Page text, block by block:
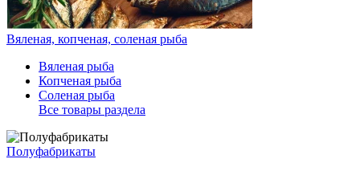
Вяленая, копченая, соленая рыба
Вяленая рыба
Копченая рыба
Соленая рыба
Все товары раздела
Полуфабрикаты